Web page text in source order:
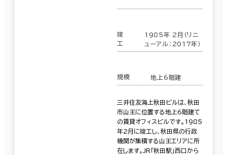
竣
工
1985年 2月（リニ
ューアル：2017年）
規模 地上6階建
三井住友海上秋田ビルは、秋田
市山王に位置する地上6階建て
の賃貸オフィスビルです。1985
年2月に竣工し、秋田県の行政
機関が集積する山王エリアに所
在します。JR「秋田駅」西口から
条件で絞り込む